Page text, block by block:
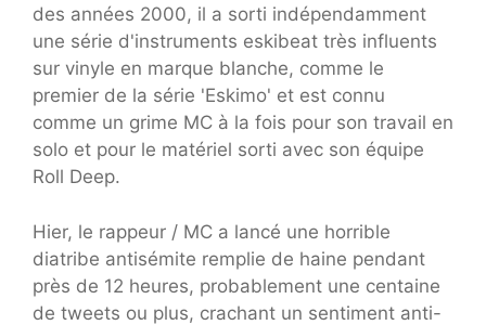
des années 2000, il a sorti indépendamment
une série d'instruments eskibeat très influents
sur vinyle en marque blanche, comme le
premier de la série 'Eskimo' et est connu
comme un grime MC à la fois pour son travail en
solo et pour le matériel sorti avec son équipe
Roll Deep.
Hier, le rappeur / MC a lancé une horrible
diatribe antisémite remplie de haine pendant
près de 12 heures, probablement une centaine
de tweets ou plus, crachant un sentiment anti-